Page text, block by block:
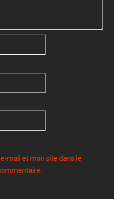
mail et mon site dans le